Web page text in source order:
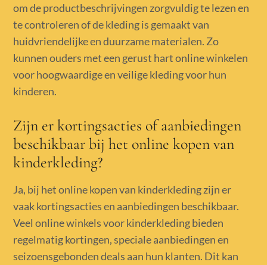
om de productbeschrijvingen zorgvuldig te lezen en
te controleren of de kleding is gemaakt van
huidvriendelijke en duurzame materialen. Zo
kunnen ouders met een gerust hart online winkelen
voor hoogwaardige en veilige kleding voor hun
kinderen.
Zijn er kortingsacties of aanbiedingen
beschikbaar bij het online kopen van
kinderkleding?
Ja, bij het online kopen van kinderkleding zijn er
vaak kortingsacties en aanbiedingen beschikbaar.
Veel online winkels voor kinderkleding bieden
regelmatig kortingen, speciale aanbiedingen en
seizoensgebonden deals aan hun klanten. Dit kan